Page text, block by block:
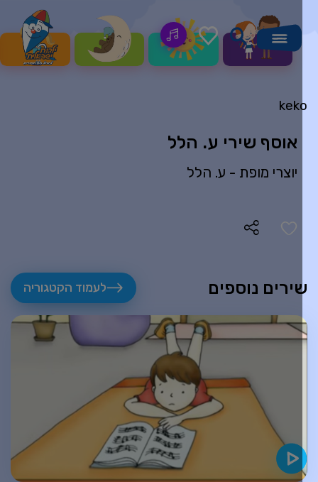
אוסף שירי ע. הלל
יוצרי מופת - ע. הלל
נוספים לעמוד הקטגוריה